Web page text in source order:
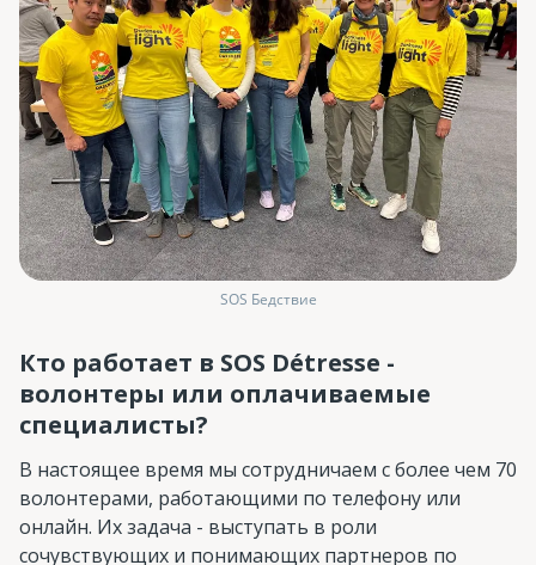
SOS Бедствие
Кто работает в SOS Détresse -
волонтеры или оплачиваемые
специалисты?
В настоящее время мы сотрудничаем с более чем 70
волонтерами, работающими по телефону или
онлайн. Их задача - выступать в роли
сочувствующих и понимающих партнеров по